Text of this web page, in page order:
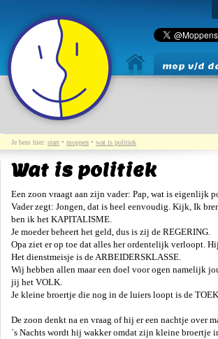
mop v/d
Je bent hier: start • moppen • wat is politiek
Wat is politiek
Een zoon vraagt aan zijn vader: Pap, wat is eigenlijk
Vader zegt: Jongen, dat is heel eenvoudig. Kijk, Ik
ben ik het KAPITALISME.
Je moeder beheert het geld, dus is zij de REGERING.
Opa ziet er op toe dat alles her ordentelijk verloopt.
Het dienstmeisje is de ARBEIDERSKLASSE.
Wij hebben allen maar een doel voor ogen namelijk
jij het VOLK.
Je kleine broertje die nog in de luiers loopt is de
De zoon denkt na en vraag of hij er een nachtje over
´s Nachts wordt hij wakker omdat zijn kleine broertje